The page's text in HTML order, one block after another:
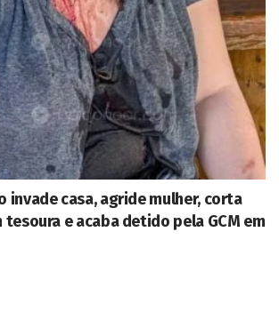
invade casa, agride mulher, corta
tesoura e acaba detido pela GCM em